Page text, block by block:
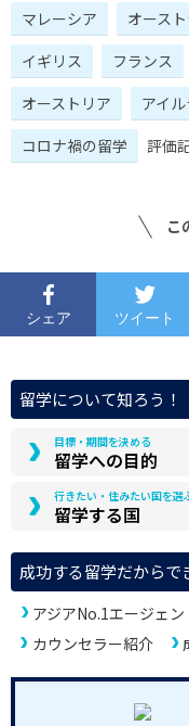
マレーシア
オース
イギリス
フランス
オーストリア
アイ
コロナ禍の留学
評価
こ
シェア ツイート
留学について知ろう！
目標・期間を決める
留学への目的
行きたい・住みたい国を選
留学する国
成功する留学だからで
アジアNo.1エージェン
カウンセラー紹介